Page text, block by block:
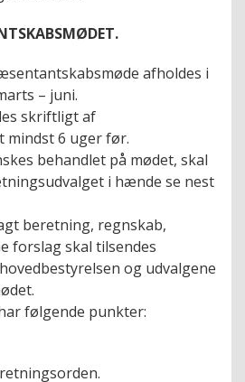
afholdes i
– juni.
skriftligt af
6 uger før.
behandlet på mødet, skal
i hænde se nest
beretning, regnskab,
forslag skal tilsendes
og udvalgene
følgende punkter: